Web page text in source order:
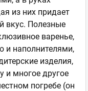
из них придает
вкус. Полезные
варенье,
и наполнителями,
изделия,
и многое другое
погребе (он